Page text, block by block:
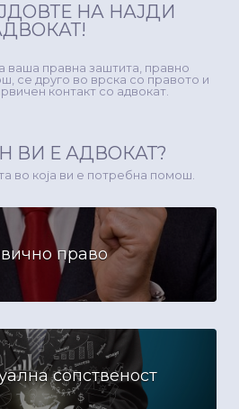
НА НАЈДИ
ваша правна заштита, правно
се друго во врска со правото и
контакт со адвокат.
ВИ Е АДВОКАТ?
во која ви е потребна помош.
право
сопственост